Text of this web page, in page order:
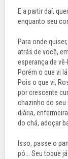
E a partir daí,
enquanto seu
Para onde
atrás de você,
esperança de
Porém o que vi
Pois o que vi,
por crescente
chazinho do seu
diária,
do chá, adoçar
Isso, passe o
pó... Seu toque